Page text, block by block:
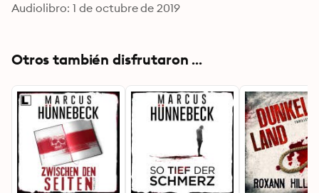
Audiolibro: 1 de octubre de 2019
Otros también disfrutaron ...